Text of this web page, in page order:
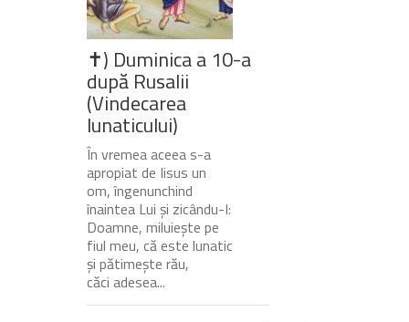
✝) Duminica a 10-a
după Rusalii
(Vindecarea
lunaticului)
În vremea aceea s-a
apropiat de Iisus un
om, îngenunchind
înaintea Lui și zicându-I:
Doamne, miluiește pe
fiul meu, că este lunatic
și pătimește rău,
căci adesea...